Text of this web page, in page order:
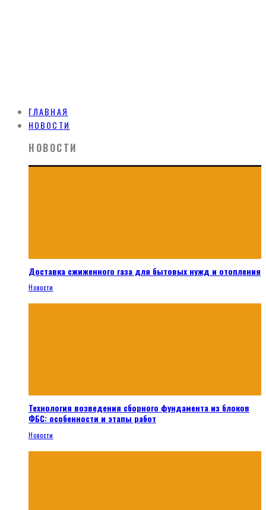
ГЛАВНАЯ
НОВОСТИ
НОВОСТИ
Доставка сжиженного газа для бытовых нужд и отопления
Новости
Технология возведения сборного фундамента из блоков
ФБС: особенности и этапы работ
Новости